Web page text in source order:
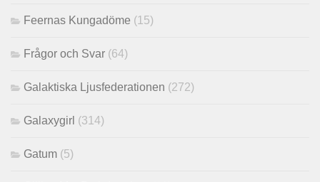
Feernas Kungadöme (15)
Frågor och Svar (64)
Galaktiska Ljusfederationen (272)
Galaxygirl (314)
Gatum (5)